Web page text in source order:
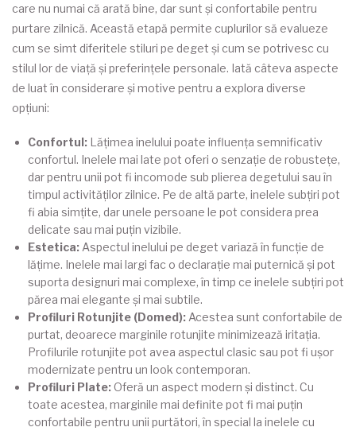
care nu numai că arată bine, dar sunt și confortabile pentru
purtare zilnică. Această etapă permite cuplurilor să evalueze
cum se simt diferitele stiluri pe deget și cum se potrivesc cu
stilul lor de viață și preferințele personale. Iată câteva aspecte
de luat în considerare și motive pentru a explora diverse
opțiuni:
Confortul: Lățimea inelului poate influența semnificativ
confortul. Inelele mai late pot oferi o senzație de robustețe,
dar pentru unii pot fi incomode sub plierea degetului sau în
timpul activităților zilnice. Pe de altă parte, inelele subțiri pot
fi abia simțite, dar unele persoane le pot considera prea
delicate sau mai puțin vizibile.
Estetica: Aspectul inelului pe deget variază în funcție de
lățime. Inelele mai largi fac o declarație mai puternică și pot
suporta designuri mai complexe, în timp ce inelele subțiri pot
părea mai elegante și mai subtile.
Profiluri Rotunjite (Domed): Acestea sunt confortabile de
purtat, deoarece marginile rotunjite minimizează iritația.
Profilurile rotunjite pot avea aspectul clasic sau pot fi ușor
modernizate pentru un look contemporan.
Profiluri Plate:Oferă un aspect modern și distinct. Cu
toate acestea, marginile mai definite pot fi mai puțin
confortabile pentru unii purtători, în special la inelele cu